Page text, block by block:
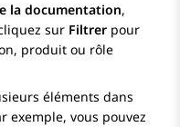
la documentation,
sur Filtrer pour
produit ou rôle
éléments dans
exemple, vous pouvez